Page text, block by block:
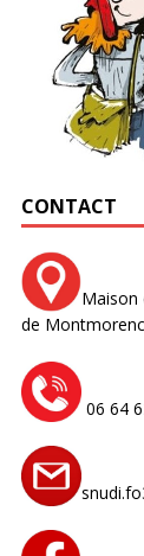
CONTACT
Maison
de
06 64